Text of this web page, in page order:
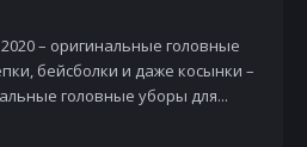
– оригинальные головные
бейсболки и даже косынки –
головные уборы для...